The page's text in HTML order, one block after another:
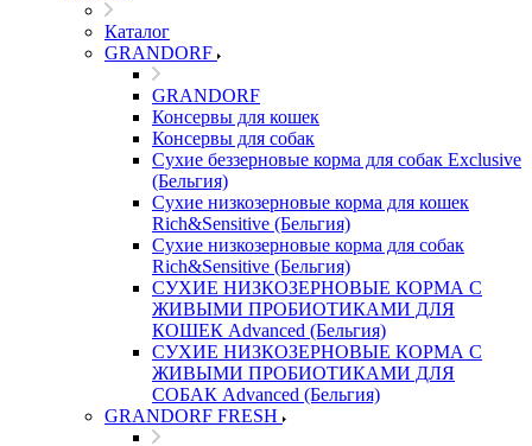
Каталог
GRANDORF
GRANDORF
Консервы для кошек
Консервы для собак
Сухие беззерновые корма для собак Exclusive
(Бельгия)
Сухие низкозерновые корма для кошек
Rich&Sensitive (Бельгия)
Сухие низкозерновые корма для собак
Rich&Sensitive (Бельгия)
СУХИЕ НИЗКОЗЕРНОВЫЕ КОРМА С
ЖИВЫМИ ПРОБИОТИКАМИ ДЛЯ
КОШЕК Advanced (Бельгия)
СУХИЕ НИЗКОЗЕРНОВЫЕ КОРМА С
ЖИВЫМИ ПРОБИОТИКАМИ ДЛЯ
СОБАК Advanced (Бельгия)
GRANDORF FRESH